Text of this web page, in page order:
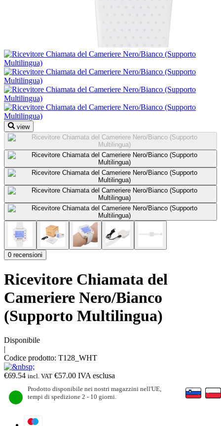
view
0 recensioni
Ricevitore Chiamata del
Cameriere Nero/Bianco
(Supporto Multilingua)
Disponibile
|
Codice prodotto: T128_WHT
€69.54 incl. VAT €57.00 IVA esclusa
Prodotto disponibile nei nostri magazzini nell'UE,
tempi di spedizione 2 - 10 giorni.